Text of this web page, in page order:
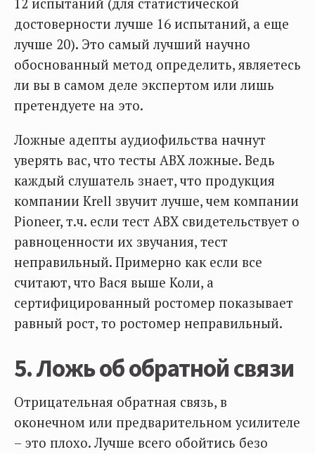
12 испытаний (для статистической
достоверности лучше 16 испытаний, а еще
лучше 20). Это самый лучший научно
обоснованный метод определить, являетесь
ли вы в самом деле экспертом или лишь
претендуете на это.
Ложные адепты аудиофильства начнут
уверять вас, что тесты АВХ ложные. Ведь
каждый слушатель знает, что продукция
компании Krell звучит лучше, чем компании
Pioneer, т.ч. если тест АВХ свидетельствует о
равноценности их звучания, тест
неправильный. Примерно как если все
считают, что Вася выше Коли, а
сертифицированный ростомер показывает
равный рост, то ростомер неправильный.
5. Ложь об обратной связи
Отрицательная обратная связь, в
оконечном или предварительном усилителе
– это плохо. Лучше всего обойтись безо